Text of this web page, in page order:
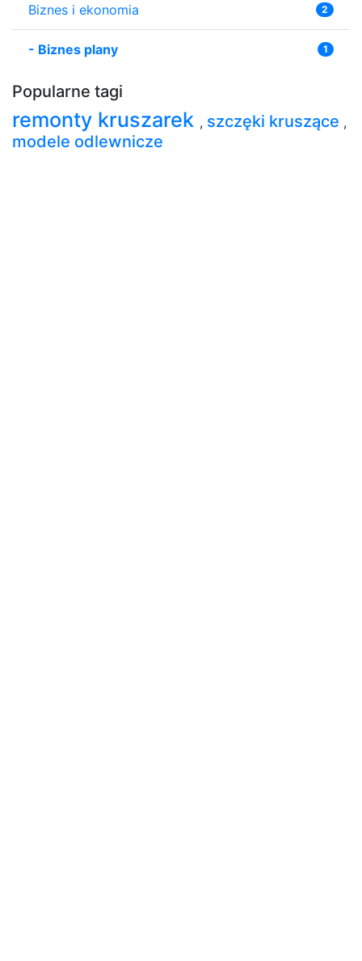
Biznes i ekonomia 2
- Biznes plany 1
Popularne tagi
remonty kruszarek , szczęki kruszące ,
modele odlewnicze